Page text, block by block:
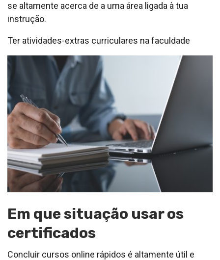
se altamente acerca de a uma área ligada à tua
instrução.
Ter atividades-extras curriculares na faculdade
Em que situação usar os
certificados
Concluir cursos online rápidos é altamente útil e